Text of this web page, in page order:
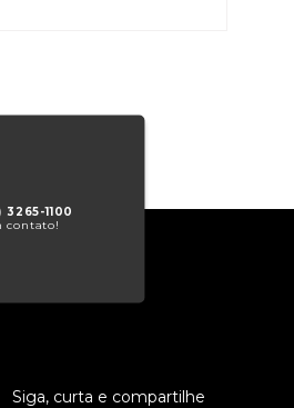
3265-1100
contato!
Siga, curta e compartilhe